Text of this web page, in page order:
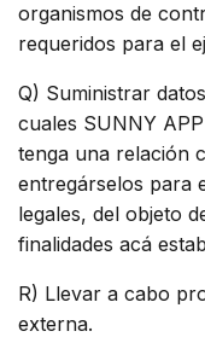
organismos de
requeridos para el
Q) Suministrar
cuales SUNNY
tenga una relación
entregárselos para
legales, del objeto
finalidades acá
R) Llevar a cabo
externa.